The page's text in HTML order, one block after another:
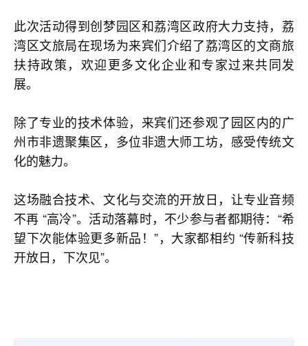
此次活动得到创梦园区和荔湾区政府大力支持，荔
湾区文旅局在现场为来宾们介绍了荔湾区的文商旅
扶持政策，欢迎更多文化企业和专家过来共同发
展。
除了专业的技术体验，来宾们还参观了园区内的广
州市非遗聚集区，多位非遗大师工坊，感受传统文
化的魅力。
这场融合技术、文化与交流的开放日，让专业音频
不再 “高冷”。活动落幕时，不少参与者都期待：“希
望下次能体验更多新品！”，大家都相约 “传新科技
开放日，下次见”。